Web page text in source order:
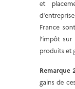
et
France
l'impôt sur
produits et
Remarque
gains de